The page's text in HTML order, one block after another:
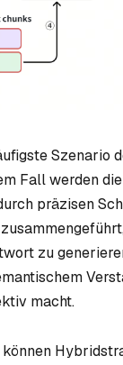
Szenario
Fall werden
präzisen
zu
macht.